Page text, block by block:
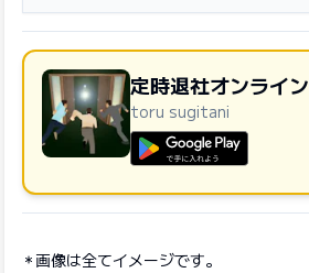
定時退社オンライン
toru sugitani
画像は全てイメージです。